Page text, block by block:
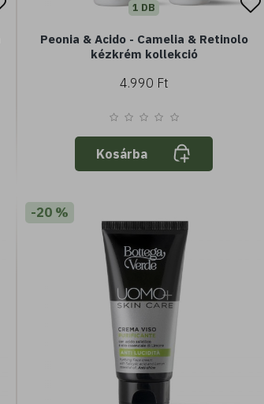
1 DB
Peonia & Acido - Camelia & Retinolo
kézkrém kollekció
4.990 Ft
Kosárba
-20 %